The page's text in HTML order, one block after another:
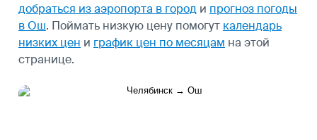
добраться из аэропорта в город и прогноз погоды
в Ош. Поймать низкую цену помогут календарь
низких цен и график цен по месяцам на этой
странице.